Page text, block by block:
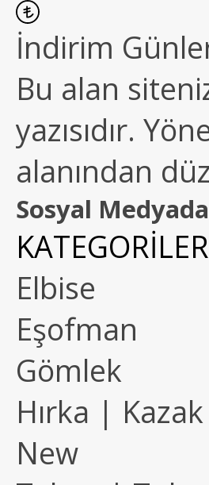
İndirim
Bu alan
yazısıdır.
alanından
Sosyal
KATEGORİLER
Elbise
Eşofman
Gömlek
Hırka | Kazak
New